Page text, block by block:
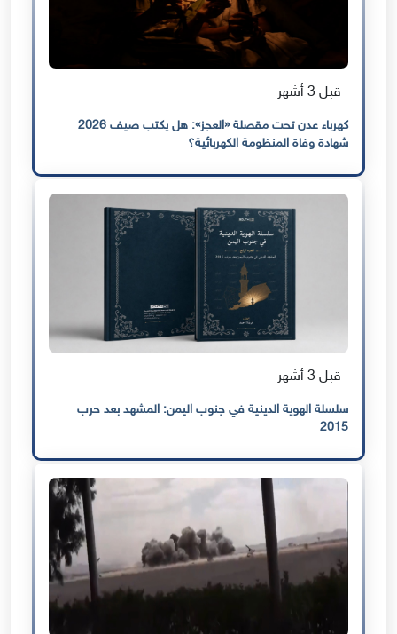
قبل 3 أشهر
كهرباء عدن تحت مقصلة «العجز»: هل يكتب صيف 2026
شهادة وفاة المنظومة الكهربائية؟
قبل 3 أشهر
سلسلة الهوية الدينية في جنوب اليمن: المشهد بعد حرب
2015